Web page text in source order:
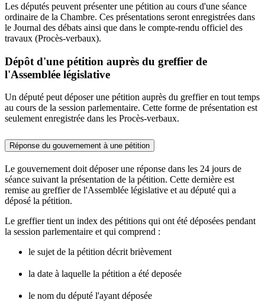
Les députés peuvent présenter une pétition au cours d'une séance
ordinaire de la Chambre. Ces présentations seront enregistrées dans
le Journal des débats ainsi que dans le compte-rendu officiel des
travaux (Procès-verbaux).
Dépôt d'une pétition auprès du greffier de
l'Assemblée législative
Un député peut déposer une pétition auprès du greffier en tout temps
au cours de la session parlementaire. Cette forme de présentation est
seulement enregistrée dans les Procès-verbaux.
Réponse du gouvernement à une pétition
Le gouvernement doit déposer une réponse dans les 24 jours de
séance suivant la présentation de la pétition. Cette dernière est
remise au greffier de l'Assemblée législative et au député qui a
déposé la pétition.
Le greffier tient un index des pétitions qui ont été déposées pendant
la session parlementaire et qui comprend :
le sujet de la pétition décrit brièvement
la date à laquelle la pétition a été deposée
le nom du député l'ayant déposée